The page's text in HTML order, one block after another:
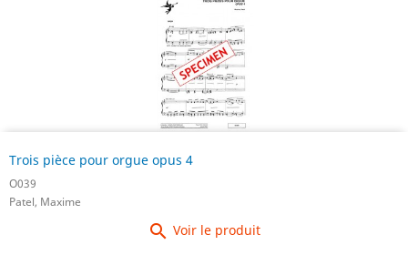
Trois pièce pour orgue opus 4
O039
Patel, Maxime
 Voir le produit